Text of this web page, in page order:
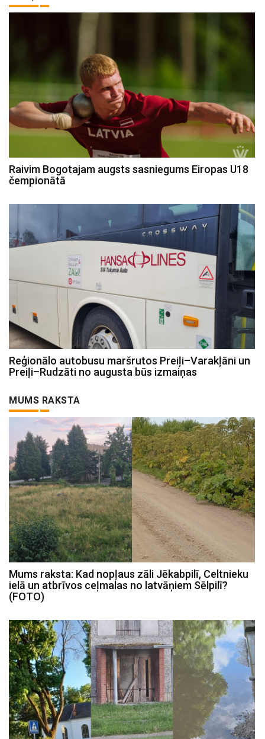
Raivim Bogotajam augsts sasniegums Eiropas U18
čempionātā
Reģionālo autobusu maršrutos Preiļi–Varakļāni un
Preiļi–Rudzāti no augusta būs izmaiņas
MUMS RAKSTA
Mums raksta: Kad nopļaus zāli Jēkabpilī, Celtnieku
ielā un atbrīvos ceļmalas no latvāņiem Sēlpilī?
(FOTO)